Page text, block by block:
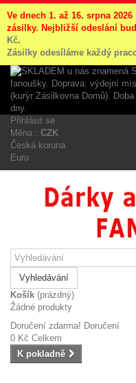
Ve dnech 1. až 16. srpna 2026
zásilky. Nejbližší odeslání
Kč.
Zásilky odesíláme každý
Přihlásit se
Měna : CZK
Česká koruna
Euro
Vyhledávání
Košík (prázdný)
Žádné produkty
Doručení zdarma! Doručení
0 Kč Celkem
K pokladně